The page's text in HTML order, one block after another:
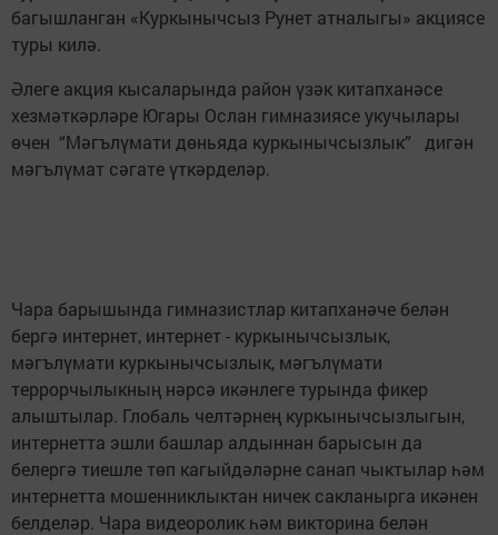
багышланган «Куркынычсыз Рунет атналыгы» акциясе
туры килә.
Әлеге акция кысаларында район үзәк китапханәсе
хезмәткәрләре Югары Ослан гимназиясе укучылары
өчен “Мәгълүмати дөньяда куркынычсызлык” дигән
мәгълүмат сәгате үткәрделәр.
Чара барышында гимназистлар китапханәче белән
бергә интернет, интернет - куркынычсызлык,
мәгълүмати куркынычсызлык, мәгълүмати
террорчылыкның нәрсә икәнлеге турында фикер
алыштылар. Глобаль челтәрнең куркынычсызлыгын,
интернетта эшли башлар алдыннан барысын да
белергә тиешле төп кагыйдәләрне санап чыктылар һәм
интернетта мошенниклыктан ничек сакланырга икәнен
белделәр. Чара видеоролик һәм викторина белән